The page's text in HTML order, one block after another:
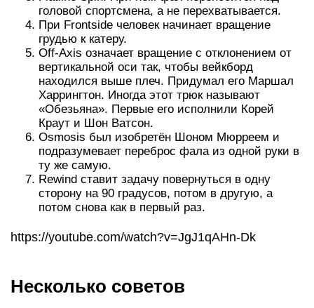
головой спортсмена, а не перехватывается.
При Frontside человек начинает вращение
грудью к катеру.
Off-Axis означает вращение с отклонением от
вертикальной оси так, чтобы вейкборд
находился выше плеч. Придумал его Маршал
Харрингтон. Иногда этот трюк называют
«Обезьяна». Первые его исполнили Корей
Краут и Шон Ватсон.
Osmosis был изобретён Шоном Мюрреем и
подразумевает переброс фала из одной руки в
ту же самую.
Rewind ставит задачу повернуться в одну
сторону на 90 градусов, потом в другую, а
потом снова как в первый раз.
https://youtube.com/watch?v=JgJ1qAHn-Dk
Несколько советов